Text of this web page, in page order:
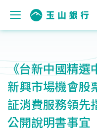
《台新中國精選
新興市場機會股
証消費服務領先
公開說明書事宜